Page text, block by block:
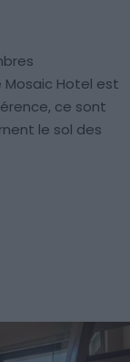
Hotel est
ce sont
le sol des